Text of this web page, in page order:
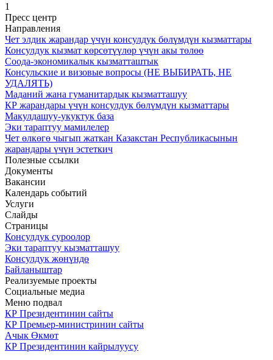
1
Пресс центр
Направления
Чет элдик жарандар үчүн консулдук бөлүмдүн кызматтары
Консулдук кызмат көрсөтүүлөр үчүн акы төлөө
Соода-экономикалык кызматташтык
Консульские и визовые вопросы (НЕ ВЫБИРАТЬ, НЕ
УДАЛЯТЬ)
Маданий жана гуманитардык кызматташуу
КР жарандары үчүн консулдук бөлүмдүн кызматтары
Макулдашуу-укуктук база
Эки тараптуу мамилелер
Чет өлкөгө чыгып жаткан Казакстан Республикасынын
жарандары үчүн эстеткич
Полезные ссылки
Документы
Вакансии
Календарь событий
Услуги
Слайды
Страницы
Консулдук суроолор
Эки тараптуу кызматташуу
Консулдук жөнүндө
Байланыштар
Реализуемые проекты
Социальные медиа
Меню подвал
КР Президентинин сайты
КР Премьер-министринин сайты
Ачык Өкмөт
КР Президентинин кайрылуусу